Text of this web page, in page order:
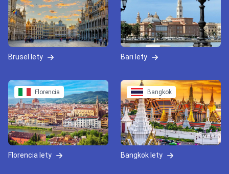
Brusel lety Bari lety
Florencia
Florencia lety
Bangkok
Bangkok lety